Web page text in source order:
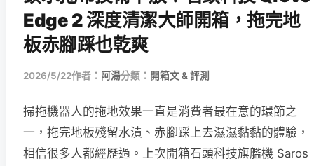
Edge 2 深度清潔大師開箱，拖完地
板赤腳踩也乾爽
2026/5/22作者： 阿湯分類： 開箱文 & 評測
掃拖機器人的拖地效果一直是消費者最在意的環節之
一，拖完地板殘留水漬、赤腳踩上去濕濕黏黏的體驗，
相信很多人都經歷過。上次開箱石頭科技旗艦機 Saros